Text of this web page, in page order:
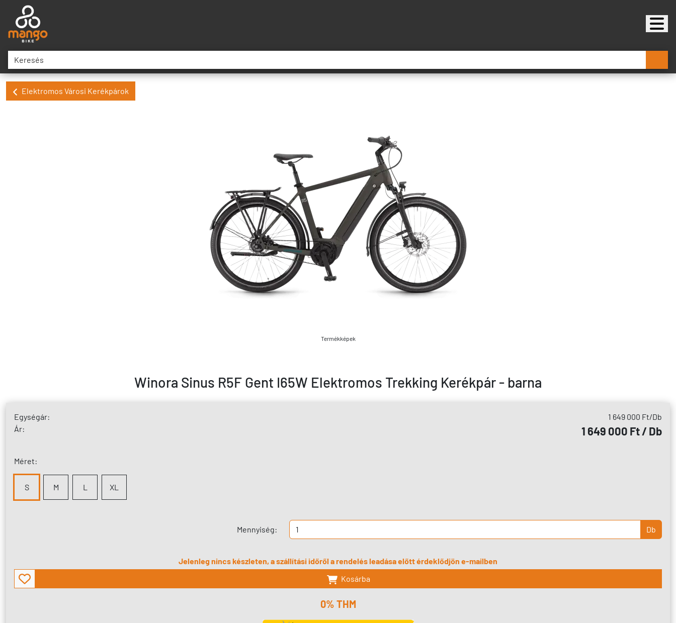
Elektromos Városi Kerékpárok
Termékképek
Winora Sinus R5F Gent I65W Elektromos Trekking Kerékpár - barna
Egységár: 1 649 000 Ft/Db
Ár:
1 649 000 Ft / Db
Méret:
S M L XL
Mennyiség: Db
Jelenleg nincs készleten, a szállítási időről a rendelés leadása előtt érdeklődjön e-mailben
Kosárba
0% THM